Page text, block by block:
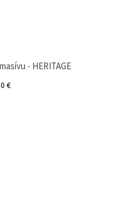
- HERITAGE
€